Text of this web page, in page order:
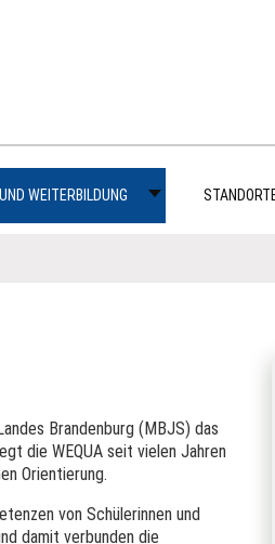
WEITERBILDUNG
Brandenburg (MBJS) das
die WEQUA seit vielen Jahren
Orientierung.
von Schülerinnen und
damit verbunden die